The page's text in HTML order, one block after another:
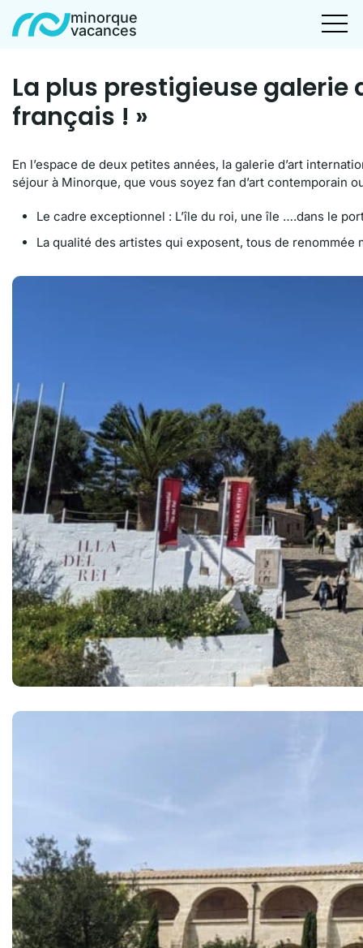
minorque
vacances
La plus prestigieuse
français ! »
En l’espace de deux petites années, la galerie d’art
séjour à Minorque, que vous soyez fan d’art contemporain
Le cadre exceptionnel : L’île du roi, une île ….dans le
La qualité des artistes qui exposent, tous de renommée